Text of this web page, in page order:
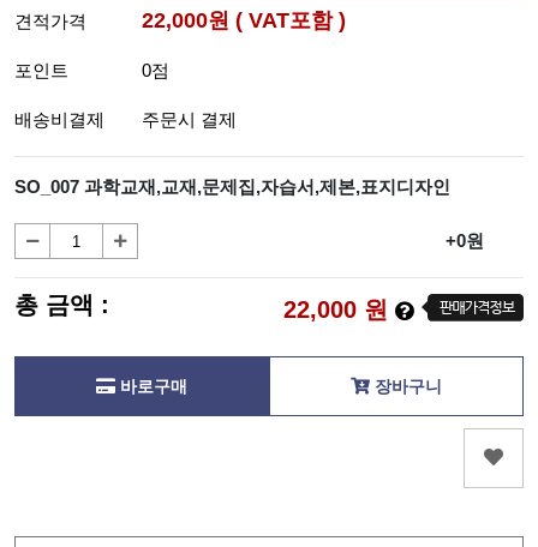
견적가격 22,000원 ( VAT포함 )
포인트 0점
배송비결제 주문시 결제
SO_007 과학교재,교재,문제집,자습서,제본,표지디자인
+0원
총 금액 : 22,000 원
바로구매 장바구니